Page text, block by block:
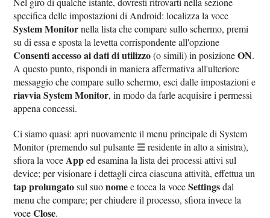
specifica delle impostazioni di Android: localizza la voce
System Monitornella lista che compare sullo schermo, premi
su di essa e sposta la levetta corrispondente all'opzione
Consenti accesso ai dati di utilizzo(o simili) in posizioneON.
A questo punto, rispondi in maniera affermativa all'ulteriore
messaggio che compare sullo schermo, esci dalle impostazioni e
riavvia System Monitor, in modo da farle acquisire i permessi
appena concessi.
Ci siamo quasi: apri nuovamente il menu principale di System
Monitor (premendo sul pulsante ☰ residente in alto a sinistra),
sfiora la voce Apped esamina la lista dei processi attivi sul
device; per visionare i dettagli circa ciascuna attività, effettua un
tap prolungatosul suonomee tocca la voceSettingsdal
menu che compare; per chiudere il processo, sfiora invece la
voceClose.